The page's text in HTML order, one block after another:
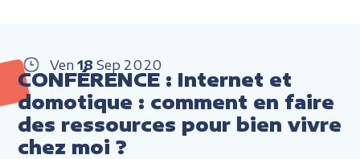
Ven 18 Sep 2020
CONFÉRENCE : Internet et
domotique : comment en faire
des ressources pour bien vivre
chez moi ?